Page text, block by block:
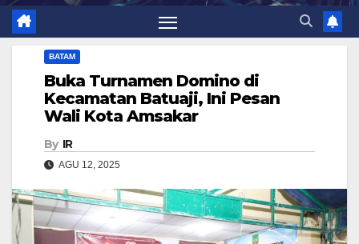
BATAM
Buka Turnamen Domino di
Kecamatan Batuaji, Ini Pesan
Wali Kota Amsakar
By IR
AGU 12, 2025